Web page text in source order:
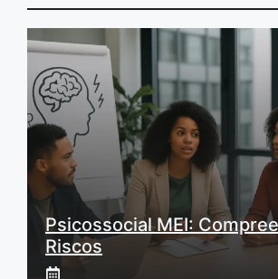
Psicossocial MEI:
Riscos